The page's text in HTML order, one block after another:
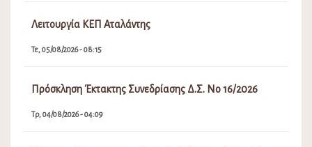
Λειτουργία ΚΕΠ Αταλάντης
Τε, 05/08/2026 - 08:15
Πρόσκληση Έκτακτης Συνεδρίασης Δ.Σ. Νο 16/2026
Τρ, 04/08/2026 - 04:09